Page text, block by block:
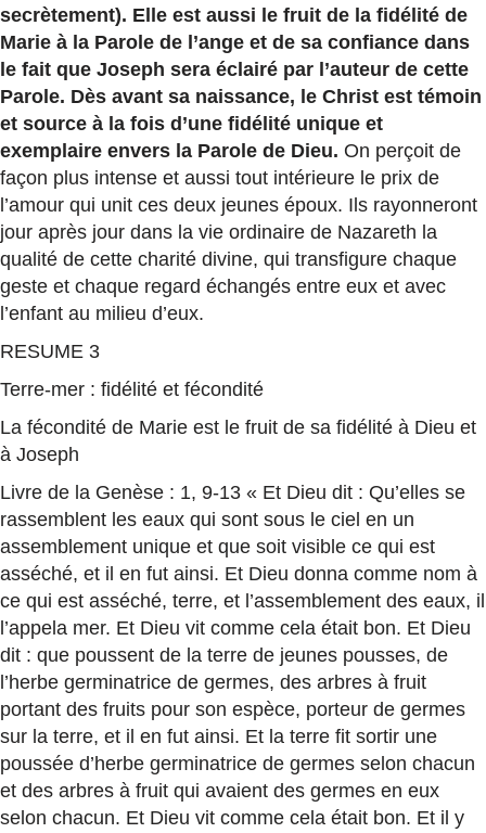
secrètement). Elle est aussi le fruit de la fidélité de
Marie à la Parole de l’ange et de sa confiance dans
le fait que Joseph sera éclairé par l’auteur de cette
Parole. Dès avant sa naissance, le Christ est témoin
et source à la fois d’une fidélité unique et
exemplaire envers la Parole de Dieu. On perçoit de
façon plus intense et aussi tout intérieure le prix de
l’amour qui unit ces deux jeunes époux. Ils rayonneront
jour après jour dans la vie ordinaire de Nazareth la
qualité de cette charité divine, qui transfigure chaque
geste et chaque regard échangés entre eux et avec
l’enfant au milieu d’eux.
RESUME 3
Terre-mer : fidélité et fécondité
La fécondité de Marie est le fruit de sa fidélité à Dieu et
à Joseph
Livre de la Genèse : 1, 9-13 « Et Dieu dit : Qu’elles se
rassemblent les eaux qui sont sous le ciel en un
assemblement unique et que soit visible ce qui est
asséché, et il en fut ainsi. Et Dieu donna comme nom à
ce qui est asséché, terre, et l’assemblement des eaux, il
l’appela mer. Et Dieu vit comme cela était bon. Et Dieu
dit : que poussent de la terre de jeunes pousses, de
l’herbe germinatrice de germes, des arbres à fruit
portant des fruits pour son espèce, porteur de germes
sur la terre, et il en fut ainsi. Et la terre fit sortir une
poussée d’herbe germinatrice de germes selon chacun
et des arbres à fruit qui avaient des germes en eux
selon chacun. Et Dieu vit comme cela était bon. Et il y